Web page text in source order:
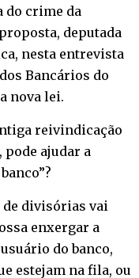
do crime da
deputada
nesta entrevista
Bancários do
nova lei.
reivindicação
ajudar a
de divisórias vai
enxergar a
do banco,
estejam na fila, ou